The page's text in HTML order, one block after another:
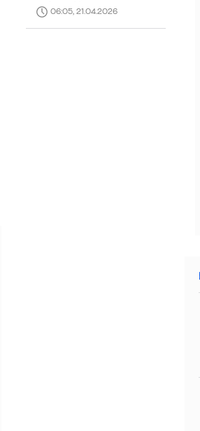
06:05, 21.04.2026